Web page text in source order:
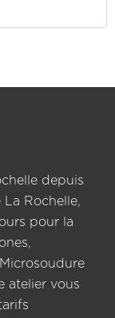
depuis
La Rochelle,
pour la
atelier vous